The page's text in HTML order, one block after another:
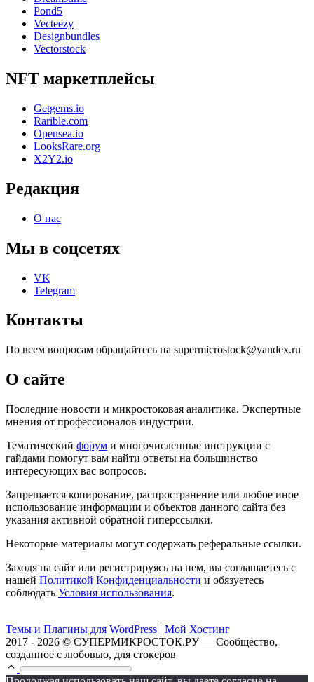
Pond5
Vecteezy
Designbundles
Vectorstock
NFT маркетплейсы
Getgems.io
Rarible.com
Opensea.io
LooksRare.org
X2Y2.io
Редакция
О нас
Мы в соцсетях
VK
Telegram
Контакты
По всем вопросам обращайтесь на supermicrostock@yandex.ru
О сайте
Последние новости и микростоковая аналитика. Экспертные
мнения от профессионалов индустрии.
Тематический форум и многочисленные инструкции с
гайдами помогут вам найти ответы на большинство
интересующих вас вопросов.
Запрещается копирование, распространение или любое иное
использование информации и объектов данного сайта без
указания активной обратной гиперссылки.
Некоторые материалы могут содержать реферальные ссылки.
Заходя на сайт или регистрируясь на нем, вы соглашаетесь с
нашей Политикой Конфиденциальности и обязуетесь
соблюдать Условия использования.
Темы и Плагины для WordPress | Мой Хостинг
2017 - 2026 © СУПЕРМИКРОСТОК.РУ — Сообщество,
созданное с любовью, для стокеров